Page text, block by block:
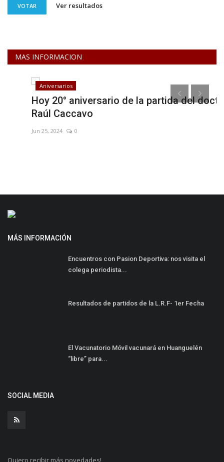
VOTAR Ver resultados
MAS INFORMACION
Aniversarios
Hoy 20° aniversario de la partida del doctor
Raúl Caccavo
Jun 25, 2024 0
MÁS INFORMACIÓN
Encuentros con Pasion Deportiva: nos visita el
colega periodista...
Resultados de partidos de la L.R.F- 1er Fecha
El Vacunatorio Móvil vacunará en Huanguelén
“libre” para...
SOCIAL MEDIA
Quiero recibir más novedades!